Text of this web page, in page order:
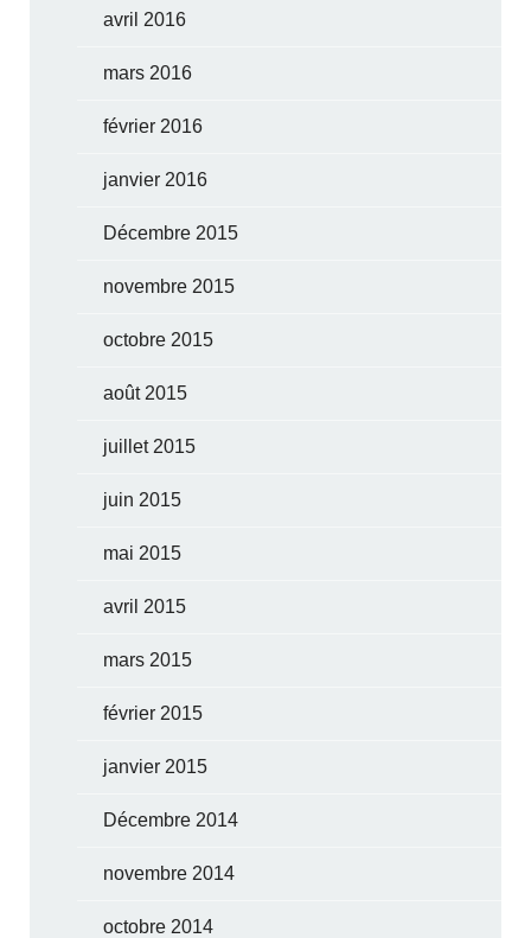
avril 2016
mars 2016
février 2016
janvier 2016
Décembre 2015
novembre 2015
octobre 2015
août 2015
juillet 2015
juin 2015
mai 2015
avril 2015
mars 2015
février 2015
janvier 2015
Décembre 2014
novembre 2014
octobre 2014